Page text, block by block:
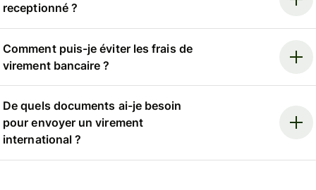
receptionné ?
Comment puis-je éviter les frais de
virement bancaire ?
De quels documents ai-je besoin
pour envoyer un virement
international ?